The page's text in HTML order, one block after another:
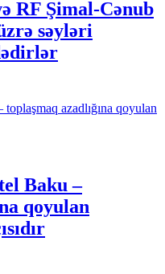
RF Şimal-Cənub
səyləri
Baku –
qoyulan